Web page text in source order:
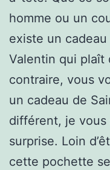
homme ou un
existe un
Valentin qui plaît
contraire, vous
un cadeau de
différent, je
surprise. Loin
cette pochette